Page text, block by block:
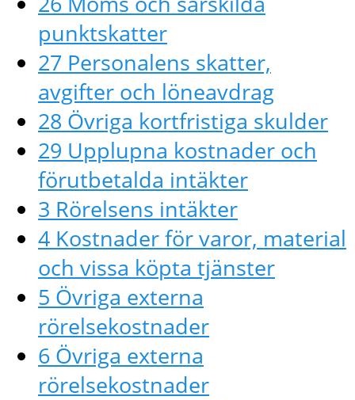
punktskatter
27 Personalens skatter,
avgifter och löneavdrag
28 Övriga kortfristiga skulder
29 Upplupna kostnader och
förutbetalda intäkter
3 Rörelsens intäkter
4 Kostnader för varor, material
och vissa köpta tjänster
5 Övriga externa
rörelsekostnader
6 Övriga externa
rörelsekostnader